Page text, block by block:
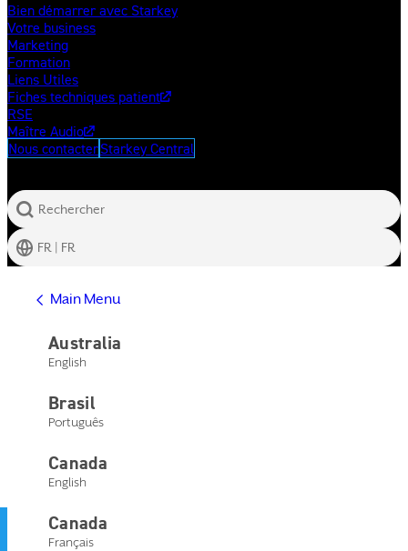
Bien démarrer avec Starkey
Votre business
Marketing
Formation
Liens Utiles
Fiches techniques patient
RSE
Maître Audio
Nous contacterStarkey Central
Rechercher
FR | FR
Main Menu
Australia
English
Brasil
Português
Canada
English
Canada
Français
Nous contacter
Main Menu
Centre d'assistance
Assistance produits
Un parcours optimisé et simplifié : votre eStore évolue et